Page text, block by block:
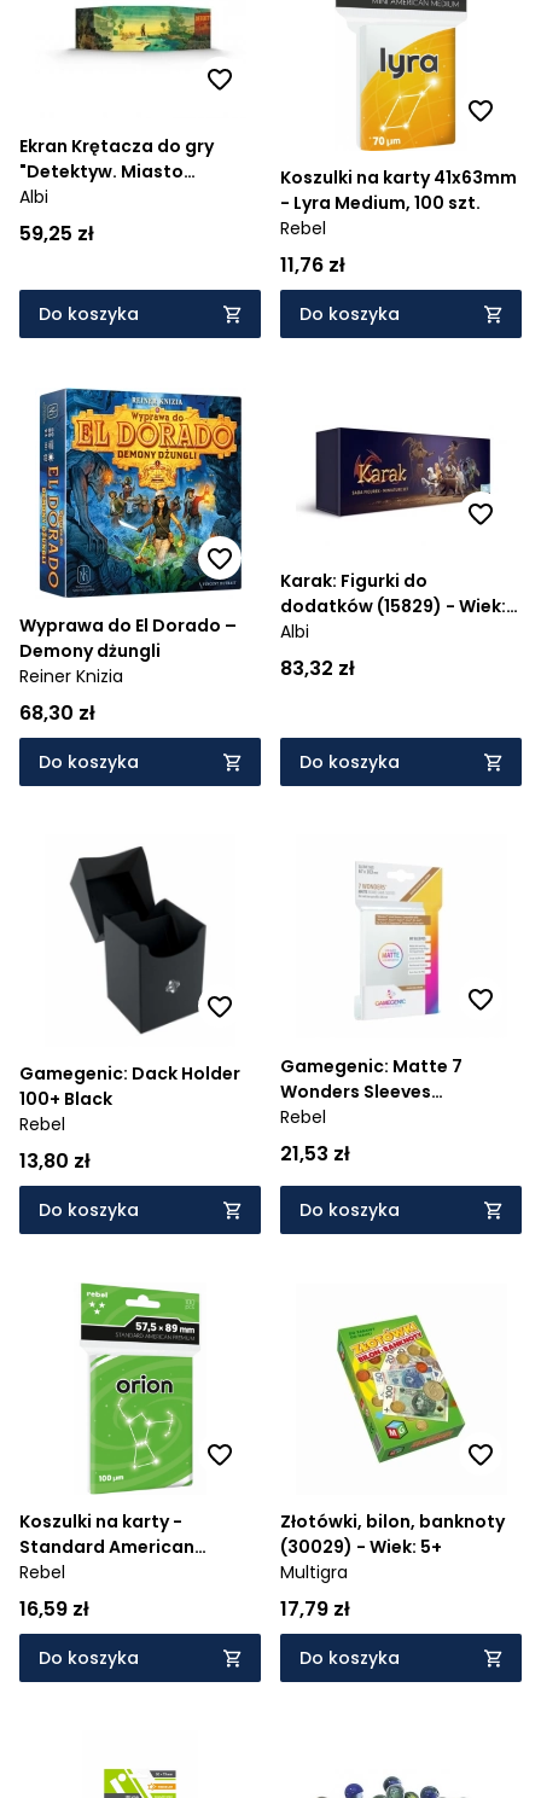
Ekran Krętacza do gry
"Detektyw. Miasto
Aniołów"
Albi
59,25 zł
Do koszyka
Koszulki na karty 41x63mm
- Lyra Medium, 100 szt.
Rebel
11,76 zł
Do koszyka
Wyprawa do El Dorado –
Demony dżungli
Reiner Knizia
68,30 zł
Do koszyka
Karak: Figurki do
dodatków (15829) - Wiek:
7+
Albi
83,32 zł
Do koszyka
Gamegenic: Dack Holder
100+ Black
Rebel
13,80 zł
Do koszyka
Gamegenic: Matte 7
Wonders Sleeves
67x103mm
Rebel
21,53 zł
Do koszyka
Koszulki na karty -
Standard American
Premium, 100 szt.
Rebel
16,59 zł
Do koszyka
Złotówki, bilon, banknoty
(30029) - Wiek: 5+
Multigra
17,79 zł
Do koszyka